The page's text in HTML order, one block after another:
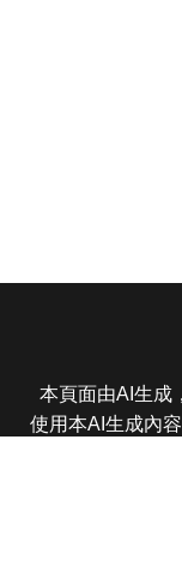
本頁面由AI生成
使用本AI生成內